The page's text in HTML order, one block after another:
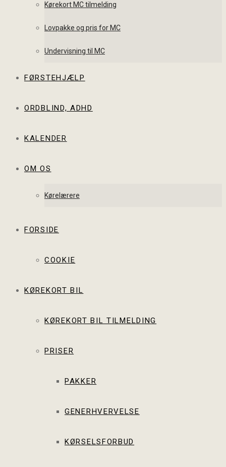
Kørekort MC tilmelding
Lovpakke og pris for MC
Undervisning til MC
FØRSTEHJÆLP
ORDBLIND, ADHD
KALENDER
OM OS
Kørelærere
FORSIDE
COOKIE
KØREKORT BIL
KØREKORT BIL TILMELDING
PRISER
PAKKER
GENERHVERVELSE
KØRSELSFORBUD